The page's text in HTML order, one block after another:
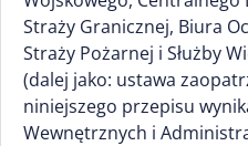
Straży Granicznej, Biura
Straży Pożarnej i Służby
(dalej jako: ustawa
niniejszego przepisu
Wewnętrznych i